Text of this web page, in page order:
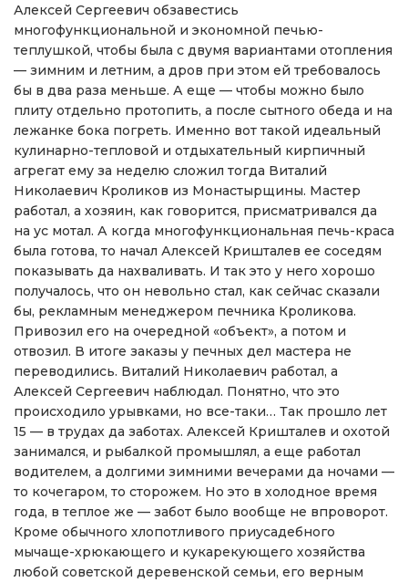
Алексей Сергеевич обзавестись
многофункциональной и экономной печью-
теплушкой, чтобы была с двумя вариантами отопления
— зимним и летним, а дров при этом ей требовалось
бы в два раза меньше. А еще — чтобы можно было
плиту отдельно протопить, а после сытного обеда и на
лежанке бока погреть. Именно вот такой идеальный
кулинарно-тепловой и отдыхательный кирпичный
агрегат ему за неделю сложил тогда Виталий
Николаевич Кроликов из Монастырщины. Мастер
работал, а хозяин, как говорится, присматривался да
на ус мотал. А когда многофункциональная печь-краса
была готова, то начал Алексей Кришталев ее соседям
показывать да нахваливать. И так это у него хорошо
получалось, что он невольно стал, как сейчас сказали
бы, рекламным менеджером печника Кроликова.
Привозил его на очередной «объект», а потом и
отвозил. В итоге заказы у печных дел мастера не
переводились. Виталий Николаевич работал, а
Алексей Сергеевич наблюдал. Понятно, что это
происходило урывками, но все-таки… Так прошло лет
15 — в трудах да заботах. Алексей Кришталев и охотой
занимался, и рыбалкой промышлял, а еще работал
водителем, а долгими зимними вечерами да ночами —
то кочегаром, то сторожем. Но это в холодное время
года, в теплое же — забот было вообще не впроворот.
Кроме обычного хлопотливого приусадебного
мычаще-хрюкающего и кукарекующего хозяйства
любой советской деревенской семьи, его верным